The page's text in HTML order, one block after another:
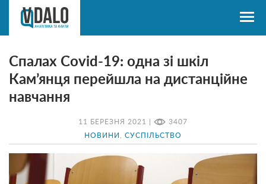
11 БЕРЕЗНЯ 2021 | 3407
НОВИНИ СУСПІЛЬСТВО
Спалах Covid-19: одна зі шкіл
Кам’янця перейшла на дистанційне
навчання